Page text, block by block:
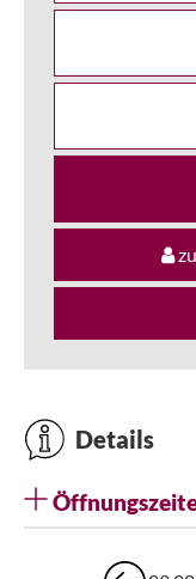
Details